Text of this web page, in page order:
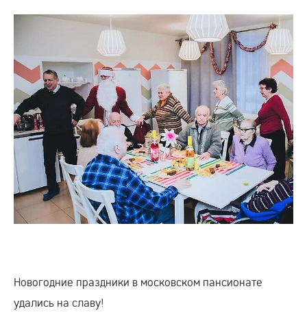
Новогодние праздники в московском пансионате
удались на славу!